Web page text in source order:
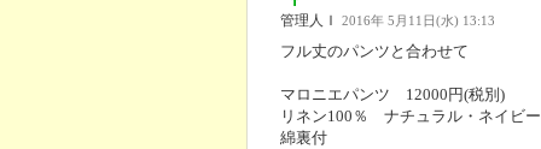
管理人Ｉ 2016年 5月11日(水) 13:13
フル丈のパンツと合わせて
マロニエパンツ 12000円(税別)
リネン100％ ナチュラル・ネイビー
綿裏付